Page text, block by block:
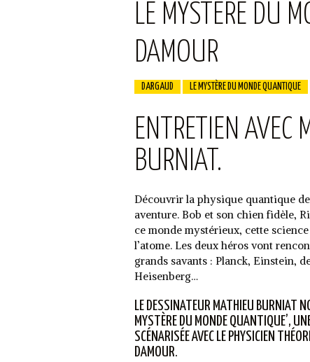
LE MYSTÈRE DU
DAMOUR
DARGAUD LE MYSTÈRE DU MONDE QUANTIQUE
ENTRETIEN AVEC
BURNIAT.
Découvrir la physique quantique
aventure. Bob et son chien fidèle,
ce monde mystérieux, cette
l’atome. Les deux héros vont
grands savants : Planck, Einstein,
Heisenberg…
LE DESSINATEUR MATHIEU BURNIAT
MYSTÈRE DU MONDE QUANTIQUE’,
SCÉNARISÉE AVEC LE PHYSICIEN
DAMOUR.